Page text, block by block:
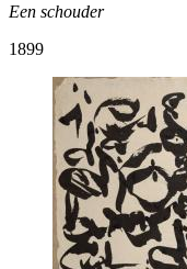
Een schouder
1899